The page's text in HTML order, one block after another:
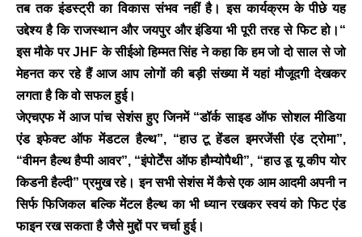
तब तक इंडस्ट्री का विकास संभव नहीं है। इस कार्यक्रम के पीछे यह
उद्देश्य है कि राजस्थान और जयपुर और इंडिया भी पूरी तरह से फिट हो।“
इस मौके पर JHF के सीईओ हिम्मत सिंह ने कहा कि हम जो दो साल से जो
मेहनत कर रहे हैं आज आप लोगों की बड़ी संख्या में यहां मौजूदगी देखकर
लगता है कि वो सफल हुई।
जेएचएफ में आज पांच सेशंस हुए जिनमें “डॉर्क साइड ऑफ सोशल मीडिया
एंड इफेक्ट ऑफ मेंडटल हैल्थ”, “हाउ टू हेंडल इमरजेंसी एंड ट्रोमा”,
“वीमन हैल्थ हैप्पी आवर”, “इंपोर्टेंस ऑफ हौम्योपैथी”, “हाउ डू यू कीप योर
किडनी हैल्दी” प्रमुख रहे। इन सभी सेशंस में कैसे एक आम आदमी अपनी न
सिर्फ फिजिकल बल्कि मेंटल हैल्थ का भी ध्यान रखकर स्वयं को फिट एंड
फाइन रख सकता है जैसे मुद्दों पर चर्चा हुई।
BREAKING NEWS
जयपुर से दुनिया को भारत
का संदेश: ब्रिक्स सम्मेलन में
छोटे उद्योगों, स्टार्टअप और
रोजगार बढ़ाने पर सहमति
- August 6, 2026